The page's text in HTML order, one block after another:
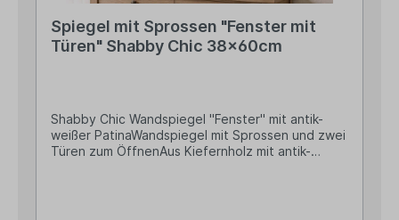
Spiegel mit Sprossen "Fenster mit
Türen" Shabby Chic 38x60cm
Shabby Chic Wandspiegel "Fenster" mit antik-
weißer PatinaWandspiegel mit Sprossen und zwei
Türen zum ÖffnenAus Kiefernholz mit antik-